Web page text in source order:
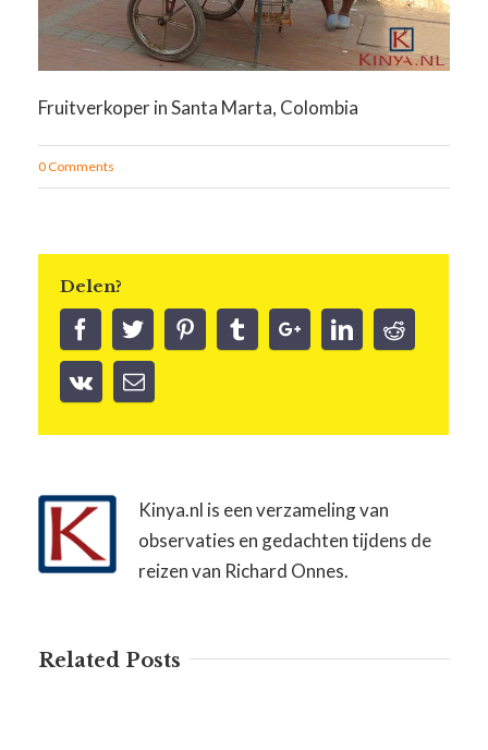
Fruitverkoper in Santa Marta, Colombia
0 Comments
Delen?
Kinya.nl is een verzameling van
observaties en gedachten tijdens de
reizen van Richard Onnes.
Related Posts